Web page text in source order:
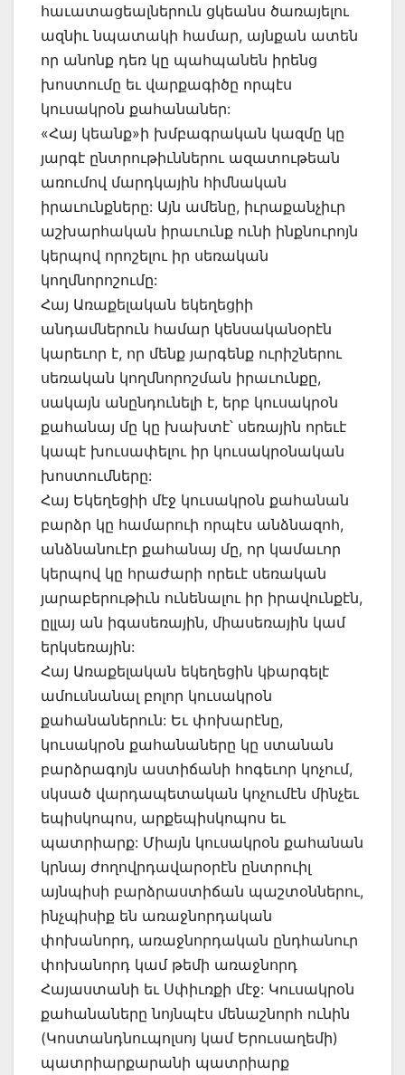
հաւատացեալներուն ցկեանս ծառայելու
ազնիւ նպատակի համար, այնքան ատեն
որ անոնք դեռ կը պահպանեն իրենց
խոստումը եւ վարքագիծը որպէս
կուսակրօն քահանաներ:
«Հայ կեանք»ի խմբագրական կազմը կը
յարգէ ընտրութիւններու ազատութեան
առումով մարդկային հիմնական
իրաւունքները: Այն ամենը, իւրաքանչիւր
աշխարհական իրաւունք ունի ինքնուրոյն
կերպով որոշելու իր սեռական
կողմնորոշումը:
Հայ Առաքելական եկեղեցիի
անդամներուն համար կենսականօրէն
կարեւոր է, որ մենք յարգենք ուրիշներու
սեռական կողմնորոշման իրաւունքը,
սակայն անընդունելի է, երբ կուսակրօն
քահանայ մը կը խախտէ՝ սեռային որեւէ
կապէ խուսափելու իր կուսակրօնական
խոստումները:
Հայ Եկեղեցիի մէջ կուսակրօն քահանան
բարձր կը համարուի որպէս անձնազոհ,
անձնանուէր քահանայ մը, որ կամաւոր
կերպով կը հրաժարի որեւէ սեռական
յարաբերութիւն ունենալու իր իրավունքէն,
ըլլայ ան իգասեռային, միասեռային կամ
երկսեռային:
Հայ Առաքելական եկեղեցին կþարգելէ
ամուսնանալ բոլոր կուսակրօն
քահանաներուն: Եւ փոխարէնը,
կուսակրօն քահանաները կը ստանան
բարձրագոյն աստիճանի հոգեւոր կոչում,
սկսած վարդապետական կոչումէն մինչեւ
եպիսկոպոս, արքեպիսկոպոս եւ
պատրիարք: Միայն կուսակրօն քահանան
կրնայ ժողովրդավարօրէն ընտրուիլ
այնպիսի բարձրաստիճան պաշտօններու,
ինչպիսիք են առաջնորդական
փոխանորդ, առաջնորդական ընդհանուր
փոխանորդ կամ թեմի առաջնորդ
Հայաստանի եւ Սփիւռքի մէջ: Կուսակրօն
քահանաները նոյնպէս մենաշնորհ ունին
(Կոստանդնուպոլսոյ կամ Երուսաղեմի)
պատրիարքարանի պատրիարք